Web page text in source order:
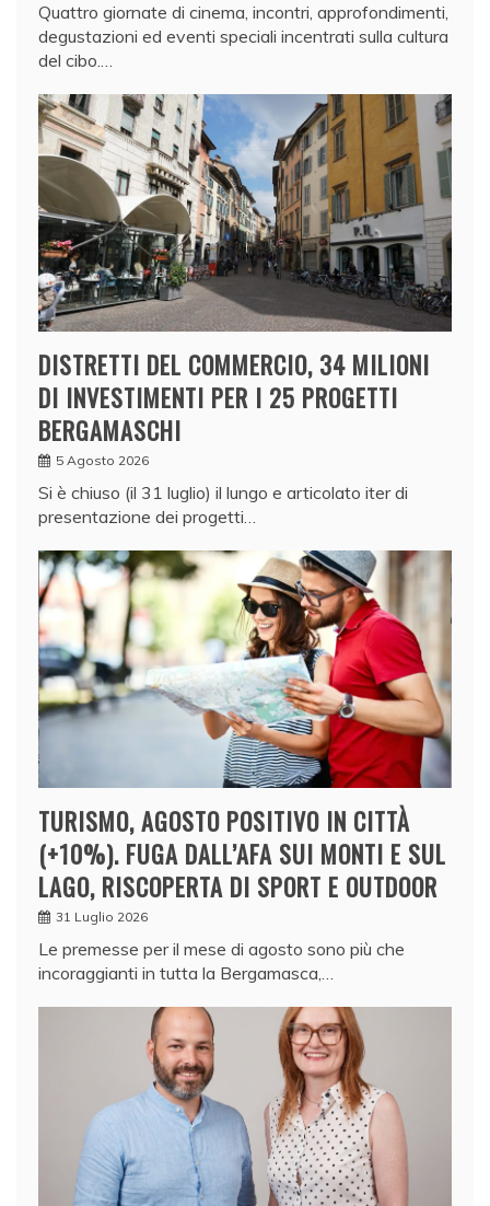
Quattro giornate di cinema, incontri, approfondimenti,
degustazioni ed eventi speciali incentrati sulla cultura
del cibo.…
DISTRETTI DEL COMMERCIO, 34 MILIONI
DI INVESTIMENTI PER I 25 PROGETTI
BERGAMASCHI
5 Agosto 2026
Si è chiuso (il 31 luglio) il lungo e articolato iter di
presentazione dei progetti…
TURISMO, AGOSTO POSITIVO IN CITTÀ
(+10%). FUGA DALL’AFA SUI MONTI E SUL
LAGO, RISCOPERTA DI SPORT E OUTDOOR
31 Luglio 2026
Le premesse per il mese di agosto sono più che
incoraggianti in tutta la Bergamasca,…